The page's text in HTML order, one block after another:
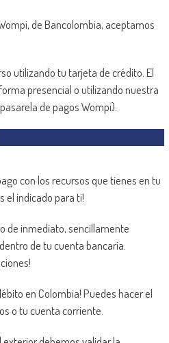
de Bancolombia, aceptamos
utilizando tu tarjeta de crédito. El
presencial o utilizando nuestra
de pagos Wompi).
con los recursos que tienes en tu
el indicado para ti!
de inmediato, sencillamente
de tu cuenta bancaria.
en Colombia! Puedes hacer el
o tu cuenta corriente.